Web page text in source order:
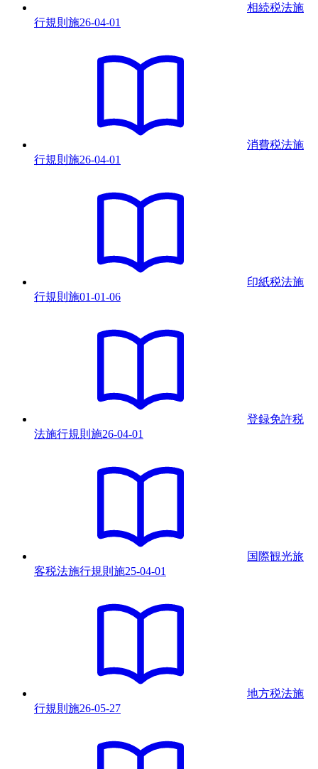
相続税法施
行規則 施26-04-01
消費税法施
行規則 施26-04-01
印紙税法施
行規則 施01-01-06
登録免許税
法施行規則 施26-04-01
国際観光旅
客税法施行規則 施25-04-01
地方税法施
行規則 施26-05-27